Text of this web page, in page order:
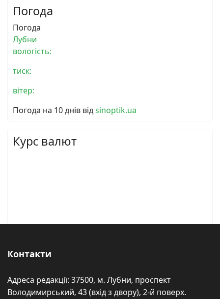
Погода
Погода
Лубни
вологість:
тиск:
вітер:
Погода на 10 днів відsinoptik.ua
Курс валют
Контакти
Адреса редакції: 37500, м. Лубни, проспект
Володимирський, 43 (вхід з двору), 2-й поверх.